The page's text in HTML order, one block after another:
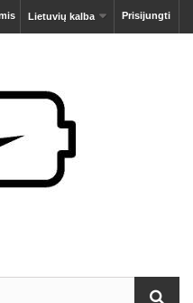
Prisijungti
Lietuvių kalba